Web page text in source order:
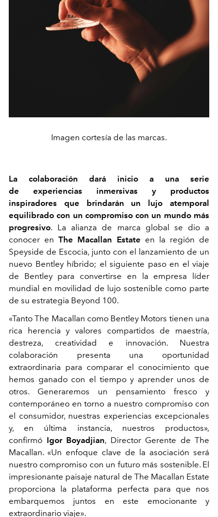
Imagen cortesía de las marcas.
La colaboración dará inicio a una serie
de experiencias inmersivas y productos
inspiradores que brindarán un lujo atemporal
equilibrado con un compromiso con un mundo más
progresivo. La alianza de marca global se dio a
conocer enThe Macallan Estate en la región de
Speyside de Escocia, junto con el lanzamiento de un
nuevo Bentley híbrido; el siguiente paso en el viaje
de Bentley para convertirse en la empresa líder
mundial en movilidad de lujo sostenible como parte
de su estrategia Beyond 100.
«Tanto The Macallan como Bentley Motors tienen una
rica herencia y valores compartidos de maestría,
destreza, creatividad e innovación. Nuestra
colaboración presenta una oportunidad
extraordinaria para comparar el conocimiento que
hemos ganado con el tiempo y aprender unos de
otros. Generaremos un pensamiento fresco y
contemporáneo en torno a nuestro compromiso con
el consumidor, nuestras experiencias excepcionales
y, en última instancia, nuestros productos»,
confirmó Igor Boyadjian, Director Gerente de The
Macallan. «Un enfoque clave de la asociación será
nuestro compromiso con un futuro más sostenible. El
impresionante paisaje natural de The Macallan Estate
proporciona la plataforma perfecta para que nos
embarquemos juntos en este emocionante y
extraordinario viaje».